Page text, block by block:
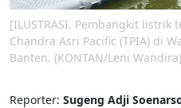
[ILUSTRASI. Pembangkit
Chandra Asri Pacific (TPIA) di
Banten. (KONTAN/Leni
Reporter: Sugeng Adji